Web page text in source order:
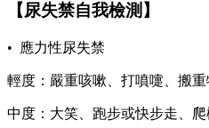
【尿失禁自我檢測】
• 應力性尿失禁
輕度：嚴重咳嗽、打噴嚏、搬
中度：大笑、跑步或快步走、